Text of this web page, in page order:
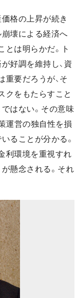
格の上昇が続き
崩壊による経済へ
とは明らかだ。ト
好調を維持し、資
要だろうが、そ
クをもたらすこと
はない。その意味
運営の独自性を損
ることが分かる。
利環境を重視すれ
懸念される。それ